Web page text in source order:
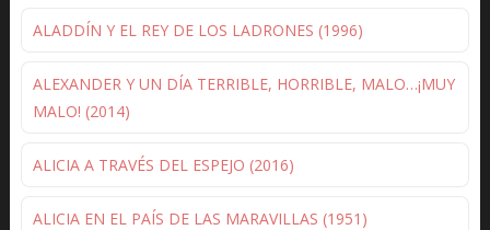
ALADDÍN Y EL REY DE LOS LADRONES (1996)
ALEXANDER Y UN DÍA TERRIBLE, HORRIBLE, MALO…¡MUY
MALO! (2014)
ALICIA A TRAVÉS DEL ESPEJO (2016)
ALICIA EN EL PAÍS DE LAS MARAVILLAS (1951)